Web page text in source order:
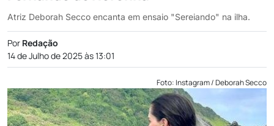
Atriz Deborah Secco encanta em ensaio "Sereiando" na ilha.
Por Redação
14 de Julho de 2025 às 13:01
Foto: Instagram / Deborah Secco